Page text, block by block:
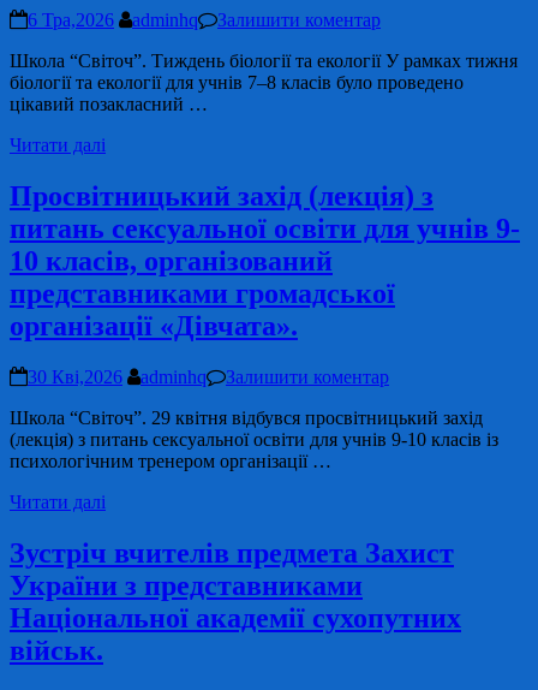
6 Тра,2026 adminhq
Залишити коментар
Школа “Світоч”. Тиждень біології та екології У рамках тижня
біології та екології для учнів 7–8 класів було проведено
цікавий позакласний …
Читати далі
Просвітницький захід (лекція) з
питань сексуальної освіти для учнів 9-
10 класів, організований
представниками громадської
організації «Дівчата».
30 Кві,2026 adminhq
Залишити коментар
Школа “Світоч”. 29 квітня відбувся просвітницький захід
(лекція) з питань сексуальної освіти для учнів 9-10 класів із
психологічним тренером організації …
Читати далі
Зустріч вчителів предмета Захист
України з представниками
Національної академії сухопутних
військ.